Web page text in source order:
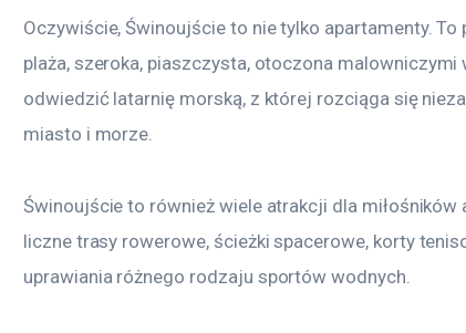
Oczywiście, Świnoujście to nie tylko apartamenty.
plaża, szeroka, piaszczysta, otoczona
odwiedzić latarnię morską, z której rozciąga się
miasto i morze.
Świnoujście to również wiele atrakcji dla miłośników
liczne trasy rowerowe, ścieżki spacerowe, korty
uprawiania różnego rodzaju sportów wodnych.